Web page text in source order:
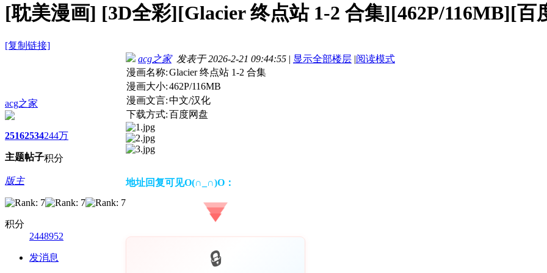
[耽美漫画] [3D全彩][Glacier 终点站 1-2 合集][462P/116MB][百
[复制链接]
acg之家
2516
主题
2534
帖子
244万
积分
版主
积分
2448952
发消息
acg之家发表于 2026-2-21 09:44:55 | 显示全部楼层 |阅读模式
漫画名称:Glacier 终点站 1-2 合集
漫画大小:462P/116MB
漫画文言:中文/汉化
下载方式:百度网盘
地址回复可见O(∩_∩)O：